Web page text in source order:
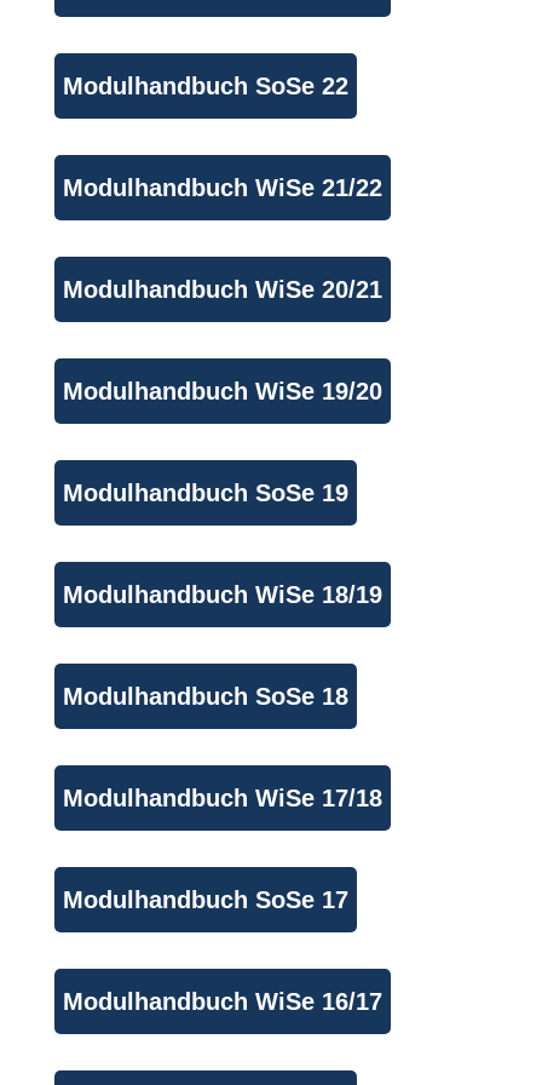
Modulhandbuch SoSe 22
Modulhandbuch WiSe 21/22
Modulhandbuch WiSe 20/21
Modulhandbuch WiSe 19/20
Modulhandbuch SoSe 19
Modulhandbuch WiSe 18/19
Modulhandbuch SoSe 18
Modulhandbuch WiSe 17/18
Modulhandbuch SoSe 17
Modulhandbuch WiSe 16/17